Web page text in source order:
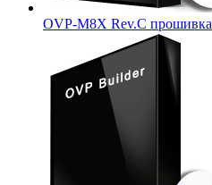
OVP-M8X Rev.C прошивка